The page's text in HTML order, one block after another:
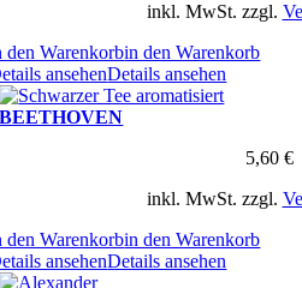
inkl. MwSt. zzgl.
den Warenkorbin den Warenkorb
ansehenDetails ansehen
BEETHOVEN
5,60 €
inkl. MwSt. zzgl.
den Warenkorbin den Warenkorb
ansehenDetails ansehen